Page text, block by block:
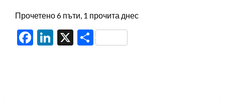
Прочетено 6 пъти, 1 прочита днес
Facebook
LinkedIn
X Share